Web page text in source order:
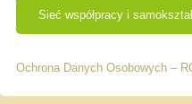
Sieć współpracy i
Ochrona Danych Osobowych –